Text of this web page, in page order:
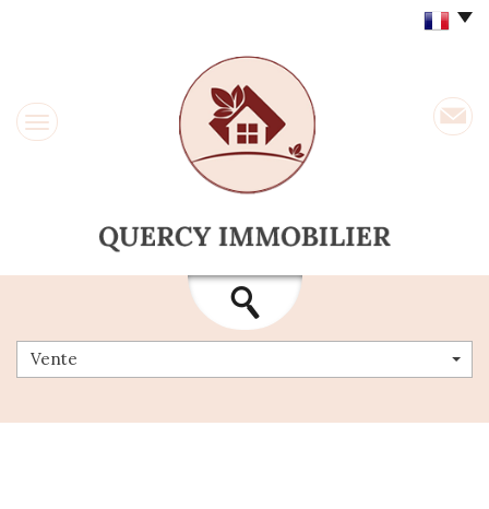
Vente